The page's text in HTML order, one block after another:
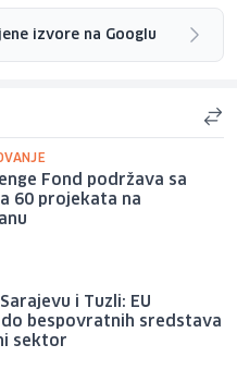
izvore na Googlu
Fond podržava sa
60 projekata na
i Tuzli: EU
bespovratnih sredstava
sektor